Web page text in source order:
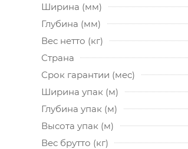
Ширина (мм)
Глубина (мм)
Вес нетто (кг)
Страна
Срок гарантии (мес)
Ширина упак (м)
Глубина упак (м)
Высота упак (м)
Вес брутто (кг)